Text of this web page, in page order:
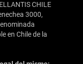
CHILE
3000,
en Chile de la